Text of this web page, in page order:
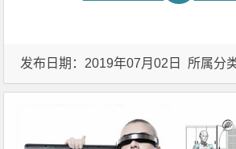
发布日期：2019年07月02日 所属分